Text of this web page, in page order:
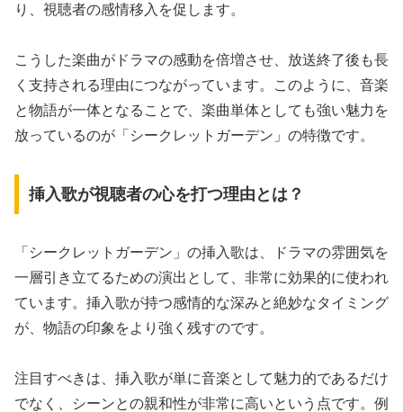
り、視聴者の感情移入を促します。
こうした楽曲がドラマの感動を倍増させ、放送終了後も長
く支持される理由につながっています。このように、音楽
と物語が一体となることで、楽曲単体としても強い魅力を
放っているのが「シークレットガーデン」の特徴です。
挿入歌が視聴者の心を打つ理由とは？
「シークレットガーデン」の挿入歌は、ドラマの雰囲気を
一層引き立てるための演出として、非常に効果的に使われ
ています。挿入歌が持つ感情的な深みと絶妙なタイミング
が、物語の印象をより強く残すのです。
注目すべきは、挿入歌が単に音楽として魅力的であるだけ
でなく、シーンとの親和性が非常に高いという点です。例